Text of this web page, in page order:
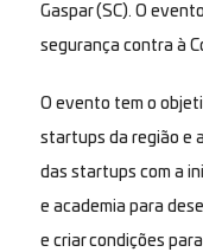
Gaspar (SC). O
segurança contra à
O evento tem o
startups da região e
das startups com a
e academia para
e criar condições